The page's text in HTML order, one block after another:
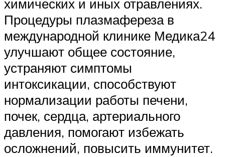
химических и иных отравлениях.
Процедуры плазмафереза в
международной клинике Медика24
улучшают общее состояние,
устраняют симптомы
интоксикации, способствуют
нормализации работы печени,
почек, сердца, артериального
давления, помогают избежать
осложнений, повысить иммунитет.